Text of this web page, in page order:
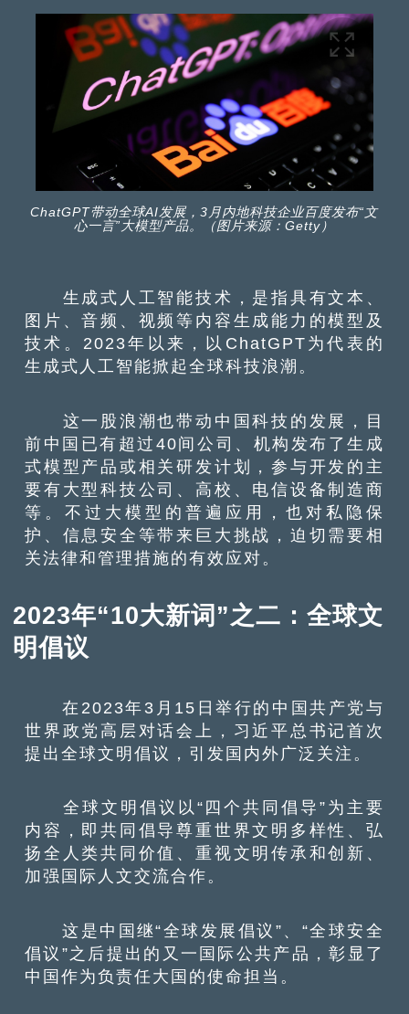
ChatGPT带动全球AI发展，3月内地科技企业百度发布“文
心一言”大模型产品。（图片来源：Getty）
生成式人工智能技术，是指具有文本、
图片、音频、视频等内容生成能力的模型及
技术。2023年以来，以ChatGPT为代表的
生成式人工智能掀起全球科技浪潮。
这一股浪潮也带动中国科技的发展，目
前中国已有超过40间公司、机构发布了生成
式模型产品或相关研发计划，参与开发的主
要有大型科技公司、高校、电信设备制造商
等。不过大模型的普遍应用，也对私隐保
护、信息安全等带来巨大挑战，迫切需要相
关法律和管理措施的有效应对。
2023年“10大新词”之二：全球文
明倡议
在2023年3月15日举行的中国共产党与
世界政党高层对话会上，习近平总书记首次
提出全球文明倡议，引发国内外广泛关注。
全球文明倡议以“四个共同倡导”为主要
内容，即共同倡导尊重世界文明多样性、弘
扬全人类共同价值、重视文明传承和创新、
加强国际人文交流合作。
这是中国继“全球发展倡议”、“全球安全
倡议”之后提出的又一国际公共产品，彰显了
中国作为负责任大国的使命担当。